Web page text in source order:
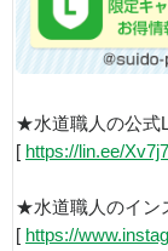
★水道職人の公式
[ https://lin.ee/
★水道職人のイン
[ https://